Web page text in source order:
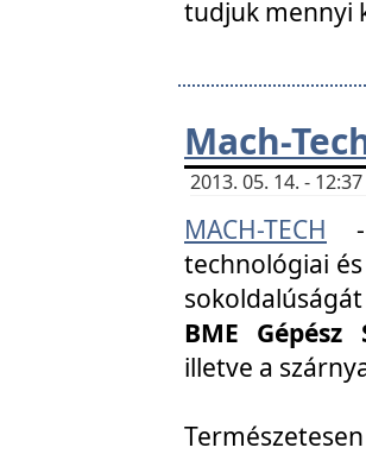
tudjuk mennyi
Mach-
2013. 05. 14. -
MACH-TECH
technológiai
BME
illetve a